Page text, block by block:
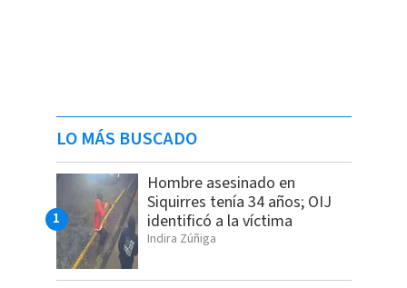
LO MÁS BUSCADO
Hombre asesinado en
Siquirres tenía 34 años; OIJ
identificó a la víctima
Indira Zúñiga